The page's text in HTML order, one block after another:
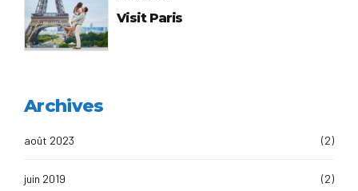
Visit Paris
Archives
août 2023 (2)
juin 2019 (2)